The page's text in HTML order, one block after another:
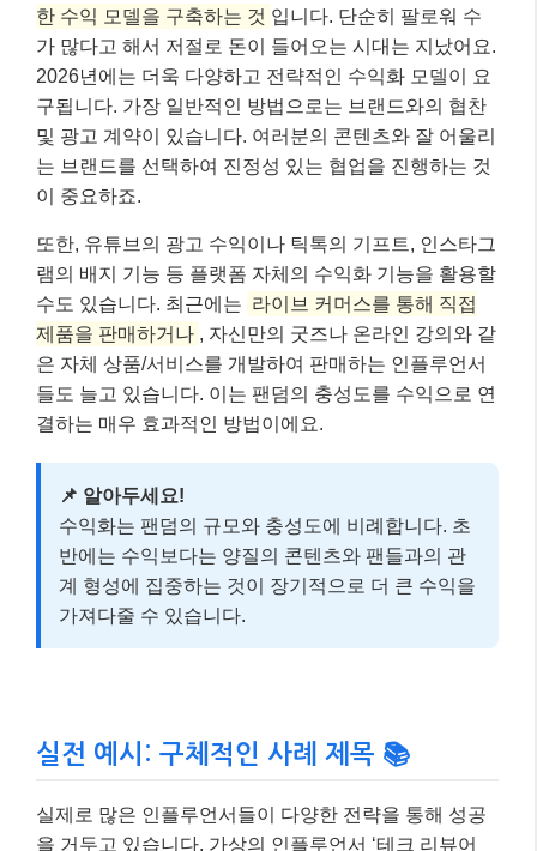
한 수익 모델을 구축하는 것 입니다. 단순히 팔로워 수
가 많다고 해서 저절로 돈이 들어오는 시대는 지났어요.
2026년에는 더욱 다양하고 전략적인 수익화 모델이 요
구됩니다. 가장 일반적인 방법으로는 브랜드와의 협찬
및 광고 계약이 있습니다. 여러분의 콘텐츠와 잘 어울리
는 브랜드를 선택하여 진정성 있는 협업을 진행하는 것
이 중요하죠.
또한, 유튜브의 광고 수익이나 틱톡의 기프트, 인스타그
램의 배지 기능 등 플랫폼 자체의 수익화 기능을 활용할
수도 있습니다. 최근에는 라이브 커머스를 통해 직접
제품을 판매하거나 , 자신만의 굿즈나 온라인 강의와 같
은 자체 상품/서비스를 개발하여 판매하는 인플루언서
들도 늘고 있습니다. 이는 팬덤의 충성도를 수익으로 연
결하는 매우 효과적인 방법이에요.
📌 알아두세요!
수익화는 팬덤의 규모와 충성도에 비례합니다. 초
반에는 수익보다는 양질의 콘텐츠와 팬들과의 관
계 형성에 집중하는 것이 장기적으로 더 큰 수익을
가져다줄 수 있습니다.
실전 예시: 구체적인 사례 제목 📚
실제로 많은 인플루언서들이 다양한 전략을 통해 성공
을 거두고 있습니다. 가상의 인플루언서 ‘테크 리뷰어